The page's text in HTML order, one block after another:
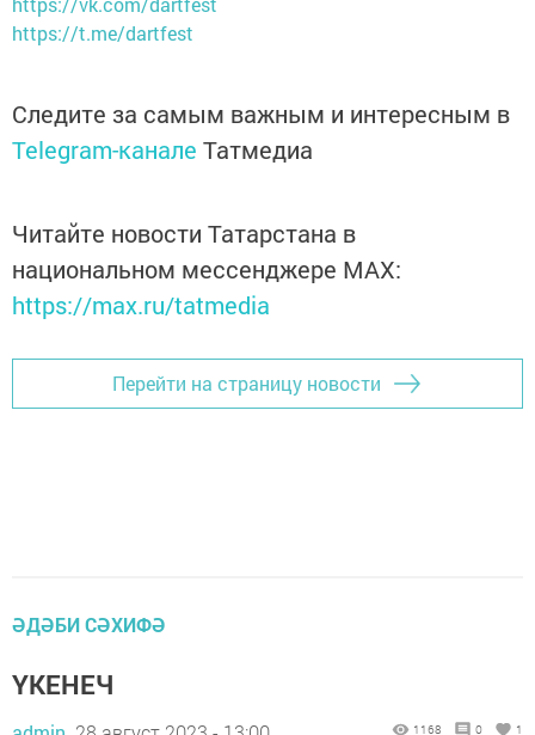
https://t.me/dartfest
Следите за самым важным и интересным в
Telegram-канале Татмедиа
Читайте новости Татарстана в
национальном мессенджере MАХ:
https://max.ru/tatmedia
Перейти на страницу новости
ӘДӘБИ СӘХИФӘ
ҮКЕНЕЧ
1168 0 1